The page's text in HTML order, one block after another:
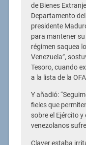
de Bienes
Departamento del
presidente
para mantener
régimen saquea
Venezuela”,
Tesoro, cuando
a la lista de la
Y añadió:
fieles que
sobre el Ejército
venezolanos
Claver estaba